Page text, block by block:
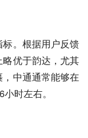
。根据用户反馈
优于韵达，尤其
中通通常能够在
时左右。